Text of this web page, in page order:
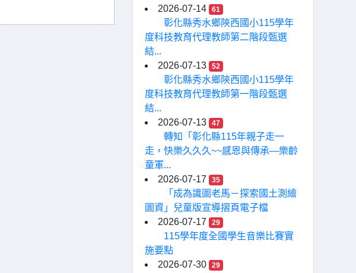
2026-07-14
61
彰化縣秀水鄉陝西國小115學年
度科技教育代理教師第二階段甄選
結...
2026-07-13
52
彰化縣秀水鄉陝西國小115學年
度科技教育代理教師第一階段甄選
結...
2026-07-13
47
轉知「彰化縣115年親子走一
走，快樂久久久~~感恩與傳承—樂齡
童軍...
2026-07-17
35
「成為識圖老馬－探索國土測繪
圖資」兒童版宣導摺頁電子檔
2026-07-17
29
115學年度全國學生音樂比賽實
施要點
2026-07-30
29